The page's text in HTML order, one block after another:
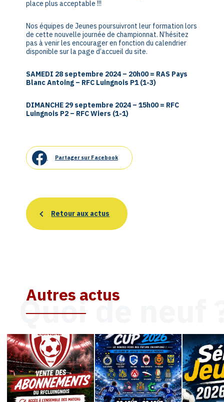
place plus acceptable !!!
Nos équipes de Jeunes poursuivront leur formation lors
de cette nouvelle journée de championnat. N’hésitez
pas à venir les encourager en fonction du calendrier
disponible sur la page d’accueil du site.
SAMEDI 28 septembre 2024 – 20h00 = RAS Pays
Blanc Antoing – RFC Luingnois P1 (1-3)
DIMANCHE 29 septembre 2024 – 15h00 = RFC
Luingnois P2 – RFC Wiers (1-1)
Partager sur Facebook
Retour aux actus
Autres actus
Quoi de neuf